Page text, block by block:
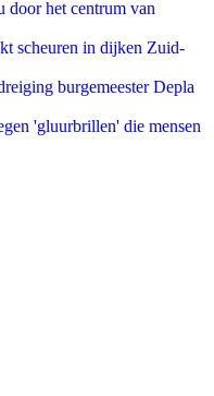
door het centrum van
scheuren in dijken Zuid-
burgemeester Depla
'gluurbrillen' die mensen